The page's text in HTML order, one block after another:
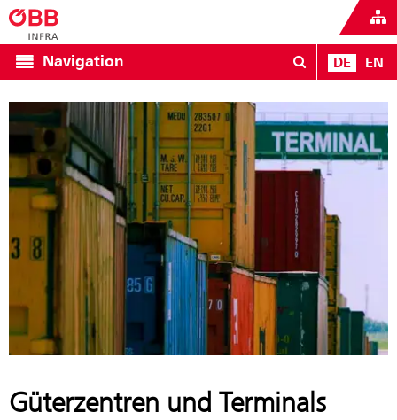
Navigation DE EN
Güterzentren und Terminals